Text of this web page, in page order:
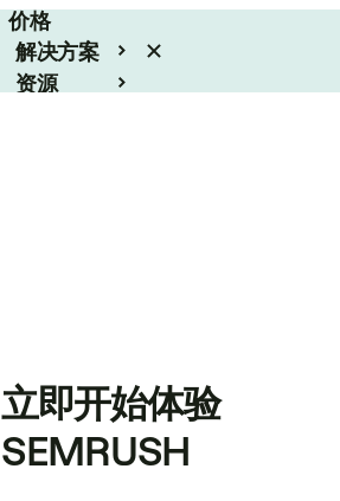
价格
解决方案
资源
立即开始体验
SEMRUSH